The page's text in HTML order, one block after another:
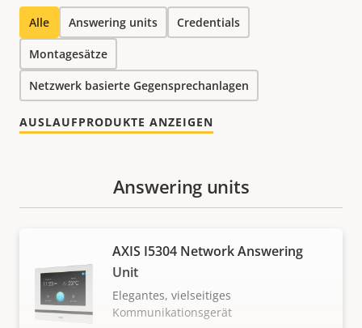
Alle Answering units Credentials
Montagesätze
Netzwerk basierte Gegensprechanlagen
AUSLAUFPRODUKTE ANZEIGEN
Answering units
AXIS I5304 Network Answering
Unit
Elegantes, vielseitiges
Kommunikationsgerät